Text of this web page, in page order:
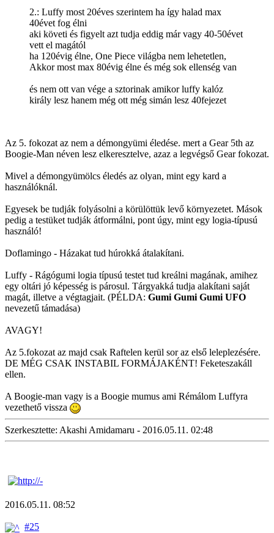
2.: Luffy most 20éves szerintem ha így halad max
40évet fog élni
aki követi és figyelt azt tudja eddig már vagy 40-50évet
vett el magától
ha 120évig élne, One Piece világba nem lehetetlen,
Akkor most max 80évig élne és még sok ellenség van
és nem ott van vége a sztorinak amikor luffy kalóz
király lesz hanem még ott még simán lesz 40fejezet
Az 5. fokozat az nem a démongyümi éledése. mert a Gear 5th az
Boogie-Man néven lesz elkeresztelve, azaz a legvégső Gear fokozat.
Mivel a démongyümölcs éledés az olyan, mint egy kard a
használóknál.
Egyesek be tudják folyásolni a körülöttük levő környezetet. Mások
pedig a testüket tudják átformálni, pont úgy, mint egy logia-típusú
használó!
Doflamingo - Házakat tud húrokká átalakítani.
Luffy - Rágógumi logia típusú testet tud kreálni magának, amihez
egy oltári jó képesség is párosul. Tárgyakká tudja alakítani saját
magát, illetve a végtagjait. (PÉLDA: Gumi Gumi Gumi UFO
nevezetű támadása)
AVAGY!
Az 5.fokozat az majd csak Raftelen kerül sor az első leleplezésére.
DE MÉG CSAK INSTABIL FORMÁJAKÉNT! Feketeszakáll
ellen.
A Boogie-man vagy is a Boogie mumus ami Rémálom Luffyra
vezethető vissza
Szerkesztette: Akashi Amidamaru - 2016.05.11. 02:48
2016.05.11. 08:52
#25